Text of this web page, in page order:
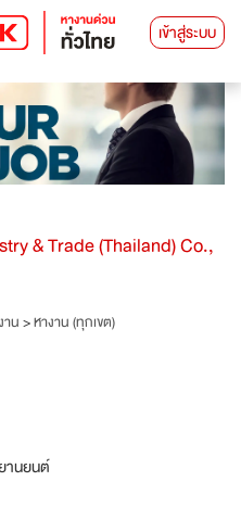
เข้าสู่ระบบ
& Trade (Thailand) Co.,
าน>หางาน (ทุกเขต)
านยนต์